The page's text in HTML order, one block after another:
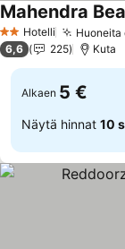
2 Tähtiluokitus
Hotelli Huoneita
Mahendra
6,6 225 Kuta
Alkaen 5 €
Näytä hinnat 10